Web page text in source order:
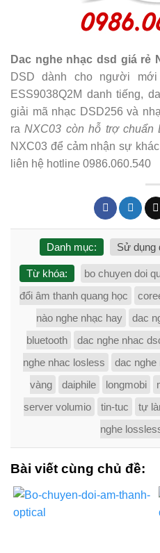
Dac nghe nhạc dsd giá rẻ
DSD dành cho người
ESS9038Q2M danh tiếng,
giải mã nhạc DSD256 và
raNXC03 còn hỗ trợ chuẩn
NXC03 để cảm nhận sự
liên hệ hotline 0986.060.540
Danh mục: Sử dụng
Từ khóa: bo chuyen doi
đổi âm thanh quang học
nào nghe nhạc hay
dac
bluetooth
dac nghe nhac
nghe nhac losless
dac nghe
vàng
daiphile longmobi
server volumio
tin-tuc tự
nghe
Bài viết cùng chủ đề: